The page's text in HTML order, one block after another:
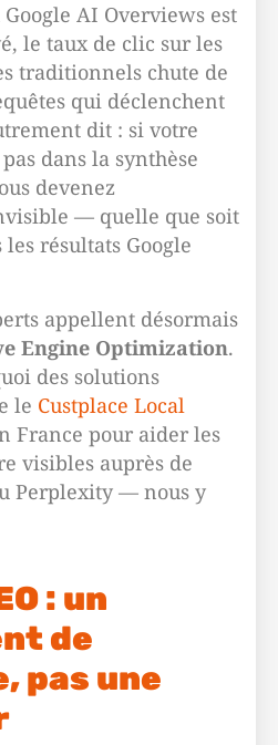
AI Overviews est
le taux de clic sur les
traditionnels chute de
qui déclenchent
dit : si votre
dans la synthèse
devenez
— quelle que soit
résultats Google
appellent désormais
Engine Optimization.
des solutions
le Custplace Local
France pour aider les
visibles auprès de
Perplexity — nous y
: un
de
pas une